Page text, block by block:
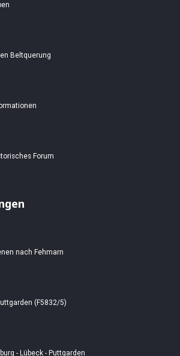
Beltquerung
Forum
nach Fehmarn
(F5832/5)
- Lübeck - Puttgarden